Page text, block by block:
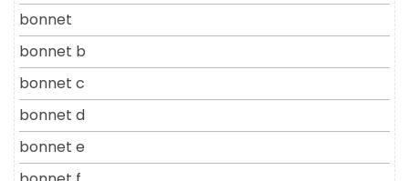
bonnet
bonnet b
bonnet c
bonnet d
bonnet e